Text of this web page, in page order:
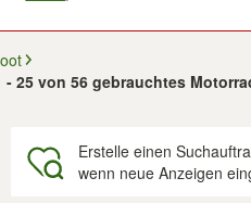
- 25 von 56 gebrauchtes
Erstelle einen
wenn neue Anzeigen